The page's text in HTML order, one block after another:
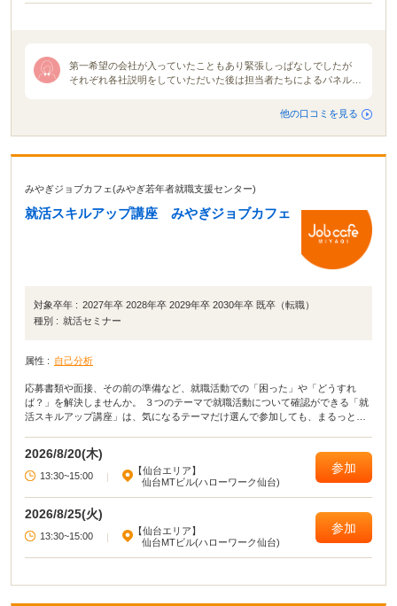
第一希望の会社が入っていたこともあり緊張しっぱなしでしたが
それぞれ各社説明をしていただいた後は担当者たちによるパネルデ
通の説明会でしたらもっとたっぷり時間をかけて説明をしてくれる
のですが、今回は会社の魅力などを伝えてもらものなので参加した
私たちは「え？もう終わり？」と思いました。ですがパネルディス
が解禁される月初に行う合同説明会が1番活気で溢れていたと思い
ます。規模も大きかったですまた名前が知られている大手企業の説
明会ブースには就活生が集中しがちだと思いました。
他の口コミを見る
みやぎジョブカフェ(みやぎ若年者就職支援センター)
就活スキルアップ講座 みやぎジョブカフェ
対象卒年 : 2027年卒 2028年卒 2029年卒 2030年卒 既卒（転職）
種別 : 就活セミナー
属性 : 自己分析
応募書類や面接、その前の準備など、就職活動での「困った」や「どうすれ
ば？」を解決しませんか。 ３つのテーマで就職活動について確認ができる「就
活スキルアップ講座」は、気になるテーマだけ選んで参加しても、まるっと３
2026/8/20(木)
13:30~15:00 |
【仙台エリア】
仙台MTビル(ハローワーク仙台)
参加
2026/8/25(火)
13:30~15:00 |
【仙台エリア】
仙台MTビル(ハローワーク仙台)
参加